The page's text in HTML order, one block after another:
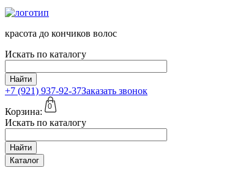
красота до кончиков волос
Искать по каталогу
Найти
+7 (921) 937-92-37Заказать звонок
Корзина:
0
Искать по каталогу
Найти
Каталог